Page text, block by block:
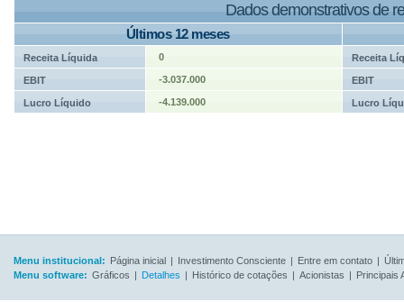
Dados demonstrativos de
Últimos 12 meses
Receita Líquida 0 Receita
EBIT -3.037.000 EBIT
Lucro Líquido -4.139.000 Lucro
Menu institucional: Página inicial | Investimento Consciente | Entre em contato |
Menu software: Gráficos | Detalhes | Histórico de cotações | Acionistas | Principais